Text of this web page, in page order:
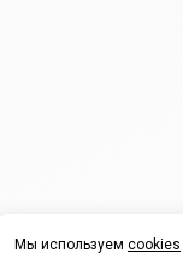
Мы используем cookies